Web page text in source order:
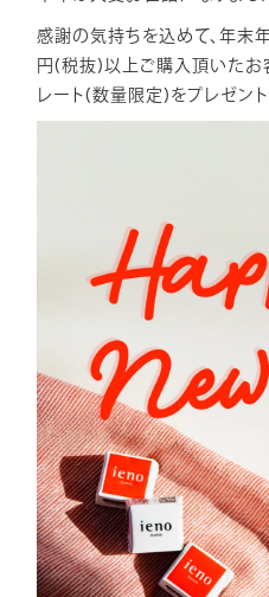
感謝の気持ちを込めて、年
円(税抜)以上ご購入頂いたお
レート(数量限定)をプレゼント